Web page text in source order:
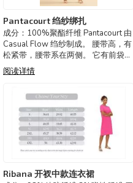
Pantacourt 绉纱绑扎
成分：100%聚酯纤维 Pantacourt 由
Casual Flow 绉纱制成。 腰带高，有
松紧带，腰带系在两侧。 它有前袋。
合身宽松。 潘塔古模型是指服装的长
度。 除了超级民主之外，根据构图，
衣橱中
阅读详情
Ribana 开衩中款连衣裙